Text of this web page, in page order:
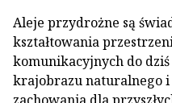
Aleje przydrożne są
kształtowania
komunikacyjnych do
krajobrazu naturalnego
zachowania dla